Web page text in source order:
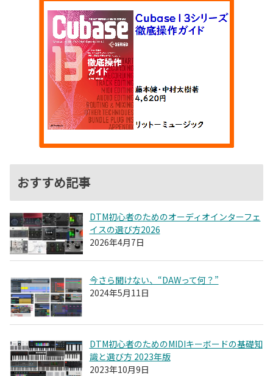
おすすめ記事
DTM初心者のためのオーディオインターフェ
イスの選び方2026
2026年4月7日
今さら聞けない、“DAWって何？”
2024年5月11日
DTM初心者のためのMIDIキーボードの基礎知
識と選び方 2023年版
2023年10月9日